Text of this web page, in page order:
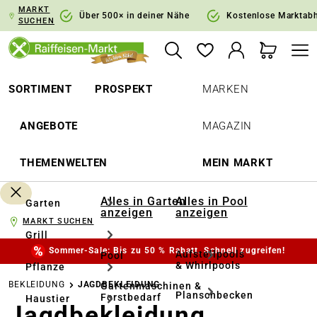
Zur Hauptnavigation springen
MARKT
SUCHEN
Über 500× in deiner Nähe Kostenlose
SORTIMENT PROSPEKT
ANGEBOTE
THEMENWELTEN
MARKEN
MAGAZIN
MEIN MARKT
Garten
Grill
Pflanze
Haustier
Alles in Garten
anzeigen
Pool
Gartenmaschinen &
Forstbedarf
Alles in Pool
anzeigen
Aufstellpools
& Whirlpools
Planschbecken
MARKT SUCHEN
Sommer-Sale: Bis zu 50 % Rabatt. Schnell zugreifen!
BEKLEIDUNG JAGDBEKLEIDUNG